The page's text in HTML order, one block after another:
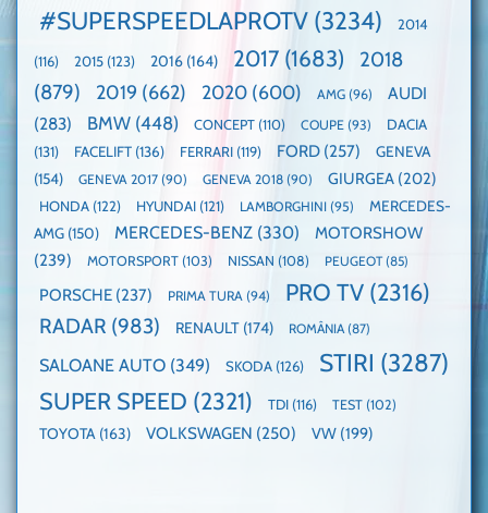
mai
mare
paradă
de
dube
pe
Nurburgring
EV3
câștigătoare,
domină
WCOTY
#SUPERSPEEDLAPROTV (3234) 2014
(116) 2015 (123) 2016 (164) 2017 (1683)
2018
(879)
2019 (662) 2020 (600) AMG (96)
AUDI
(283)
BMW (448) CONCEPT (110) COUPE (93)
DACIA
(131)
FACELIFT (136) FERRARI (119) FORD (257)
GENEVA
(154)
GENEVA 2017 (90) GENEVA 2018 (90) GIURGEA (202)
HONDA (122) HYUNDAI (121) LAMBORGHINI (95)
MERCEDES-
AMG (150) MERCEDES-BENZ (330)
MOTORSHOW
(239)
MOTORSPORT (103) NISSAN (108) PEUGEOT(85)
PORSCHE (237) PRIMA TURA (94) PRO TV (2316)
RADAR (983) RENAULT (174) ROMÂNIA(87)
SALOANE AUTO (349) SKODA (126) STIRI (3287)
SUPER SPEED (2321) TDI (116) TEST (102)
TOYOTA (163) VOLKSWAGEN (250) VW (199)